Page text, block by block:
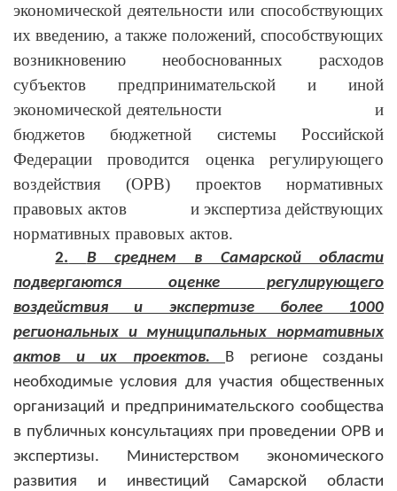
экономической деятельности или способствующих
их введению, а также положений, способствующих
возникновению необоснованных расходов
субъектов предпринимательской и иной
экономической деятельности и
бюджетов бюджетной системы Российской
Федерации проводится оценка регулирующего
воздействия (ОРВ) проектов нормативных
правовых актов и экспертиза действующих
нормативных правовых актов.
2.
В среднем в Самарской области
подвергаются оценке регулирующего
воздействия и экспертизе более 1000
региональных и муниципальных нормативных
актов и их проектов. В регионе созданы
необходимые условия для участия общественных
организаций и предпринимательского сообщества
в публичных консультациях при проведении ОРВ и
экспертизы. Министерством экономического
развития и инвестиций Самарской области